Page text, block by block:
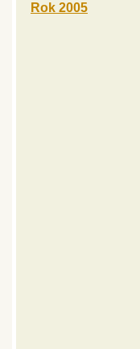
Rok 2005